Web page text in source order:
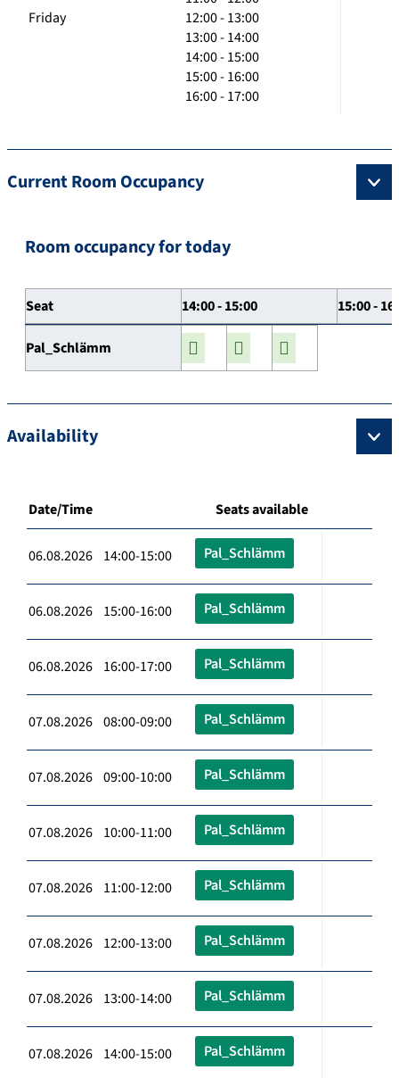
Friday
12:00 - 13:00
13:00 - 14:00
14:00 - 15:00
15:00 - 16:00
16:00 - 17:00
Current Room Occupancy
Room occupancy for today
Seat 14:00 - 15:00 15:00 -
Pal_Schlämm
Availability
Date/Time Seats available
06.08.2026 14:00-15:00 Pal_Schlämm
06.08.2026 15:00-16:00 Pal_Schlämm
06.08.2026 16:00-17:00 Pal_Schlämm
07.08.2026 08:00-09:00 Pal_Schlämm
07.08.2026 09:00-10:00 Pal_Schlämm
07.08.2026 10:00-11:00 Pal_Schlämm
07.08.2026 11:00-12:00 Pal_Schlämm
07.08.2026 12:00-13:00 Pal_Schlämm
07.08.2026 13:00-14:00 Pal_Schlämm
07.08.2026 14:00-15:00 Pal_Schlämm